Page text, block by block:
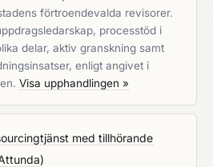
förtroendevalda revisorer.
processtöd i
delar, aktiv granskning samt
enligt angivet i
Visa upphandlingen »
med tillhörande
)